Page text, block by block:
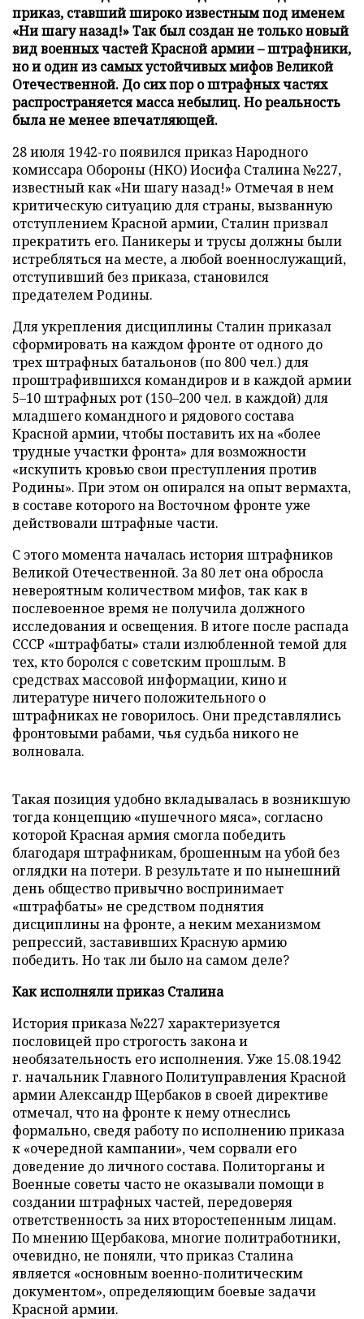
приказ, ставший широко известным под именем
«Ни шагу назад!» Так был создан не только новый
вид военных частей Красной армии – штрафники,
но и один из самых устойчивых мифов Великой
Отечественной. До сих пор о штрафных частях
распространяется масса небылиц. Но реальность
была не менее впечатляющей.
28 июля 1942-го появился приказ Народного
комиссара Обороны (НКО) Иосифа Сталина №227,
известный как «Ни шагу назад!» Отмечая в нем
критическую ситуацию для страны, вызванную
отступлением Красной армии, Сталин призвал
прекратить его. Паникеры и трусы должны были
истребляться на месте, а любой военнослужащий,
отступивший без приказа, становился
предателем Родины.
Для укрепления дисциплины Сталин приказал
сформировать на каждом фронте от одного до
трех штрафных батальонов (по 800 чел.) для
проштрафившихся командиров и в каждой армии
5–10 штрафных рот (150–200 чел. в каждой) для
младшего командного и рядового состава
Красной армии, чтобы поставить их на «более
трудные участки фронта» для возможности
«искупить кровью свои преступления против
Родины». При этом он опирался на опыт вермахта,
в составе которого на Восточном фронте уже
действовали штрафные части.
С этого момента началась история штрафников
Великой Отечественной. За 80 лет она обросла
невероятным количеством мифов, так как в
послевоенное время не получила должного
исследования и освещения. В итоге после распада
СССР «штрафбаты» стали излюбленной темой для
тех, кто боролся с советским прошлым. В
средствах массовой информации, кино и
литературе ничего положительного о
штрафниках не говорилось. Они представлялись
фронтовыми рабами, чья судьба никого не
волновала.
Такая позиция удобно вкладывалась в возникшую
тогда концепцию «пушечного мяса», согласно
которой Красная армия смогла победить
благодаря штрафникам, брошенным на убой без
оглядки на потери. В результате и по нынешний
день общество привычно воспринимает
«штрафбаты» не средством поднятия
дисциплины на фронте, а неким механизмом
репрессий, заставивших Красную армию
победить. Но так ли было на самом деле?
Как исполняли приказ Сталина
История приказа №227 характеризуется
пословицей про строгость закона и
необязательность его исполнения. Уже 15.08.1942
г. начальник Главного Политуправления Красной
армии Александр Щербаков в своей директиве
отмечал, что на фронте к нему отнеслись
формально, сведя работу по исполнению приказа
к «очередной кампании», чем сорвали его
доведение до личного состава. Политорганы и
Военные советы часто не оказывали помощи в
создании штрафных частей, передоверяя
ответственность за них второстепенным лицам.
По мнению Щербакова, многие политработники,
очевидно, не поняли, что приказ Сталина
является «основным военно-политическим
документом», определяющим боевые задачи
Красной армии.